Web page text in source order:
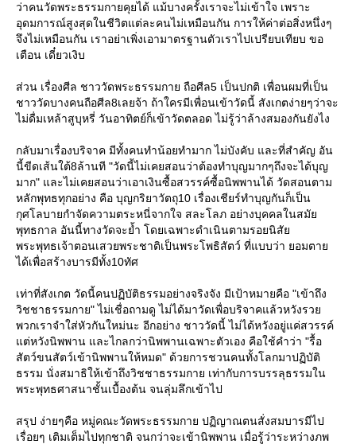
ว่าคนวัดพระธรรมกายคุยได้ แม้บางครั้งเราจะไม่เข้าใจ เพราะ
อุดมการณ์สูงสุดในชีวิตแต่ละคนไม่เหมือนกัน การให้ค่าต่อสิ่งหนึ่งๆ
จึงไม่เหมือนกัน เราอย่าเพิ่งเอามาตรฐานตัวเราไปเปรียบเทียบ ขอ
เตือน เดี๋ยวเงิบ
ส่วน เรื่องศีล ชาววัดพระธรรมกาย ถือศีล5 เป็นปกติ เพื่อนผมที่เป็น
ชาววัดบางคนถือศีล8เลยจ้า ถ้าใครมีเพื่อนเข้าวัดนี้ สังเกตง่ายๆว่าจะ
ไม่ดื่มเหล้าสูบุหรี่ วันอาทิตย์ก็เข้าวัดตลอด ไม่รู้ว่าล้างสมองกันยังไง
กลับมาเรื่องบริจาค มีทั้งคนทำน้อยทำมาก ไม่บังคับ และที่สำคัญ อัน
นี้ขีดเส้นใต้8ล้านที "วัดนี้ไม่เคยสอนว่าต้องทำบุญมากๆถึงจะได้บุญ
มาก" และไม่เคยสอนว่าเอาเงินซื้อสวรรค์ซื้อนิพพานได้ วัดสอนตาม
หลักพุทธทุกอย่าง คือ บุญกริยาวัตถุ10 เรื่องเชียร์ทำบุญกันก็เป็น
กุศโลบายกำจัดความตระหนี่จากใจ สละโลภ อย่างบุคคลในสมั
พุทธกาล อันนี้ทางวัดจะย้ำ โดยเฉพาะดำเนินตามรอยนิสั
พระพุทธเจ้าตอนเสวยพระชาติเป็นพระโพธิสัตว์ ที่แบบว่า ยอมตา
ได้เพื่อสร้างบารมีทั้ง10ทัศ
เท่าที่สังเกต วัดนี้คนปฏิบัติธรรมอย่างจริงจัง มีเป้าหมายคือ "เข้าถึง
วิชชาธรรมกาย" ไม่เชื่อถามดู ไม่ได้มาวัดเพื่อบริจาคแล้วหวังรว
พวกเราจำใส่หัวกันใหม่นะ อีกอย่าง ชาววัดนี้ ไม่ได้หวังอยู่แค่สวรรค์
ต่หวังนิพพาน และไกลกว่านิพพานเฉพาะตัวเอง คือใช้คำว่า "รื้อ
สัตว์ขนสัตว์เข้านิพพานให้หมด" ด้วยการชวนคนทั้งโลกมาปฏิบัติ
ธรรม นั่งสมาธิให้เข้าถึงวิชชาธรรมกาย เท่ากับการบรรลุธรรมใน
พระพุทธศาสนาชั้นเบื้องต้น จนลุ่มลึกเข้าไป
สรุป ง่ายๆคือ หมู่คณะวัดพระธรรมกาย ปฏิญาณตนสั่งสมบารมีไป
เรื่อยๆ เติมเต็มไปทุกชาติ จนกว่าจะเข้านิพพาน เมื่อรู้ว่าระหว่างภพ